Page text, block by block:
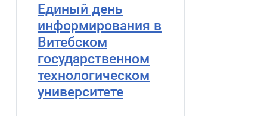
Единый день
информирования в
Витебском
государственном
технологическом
университете